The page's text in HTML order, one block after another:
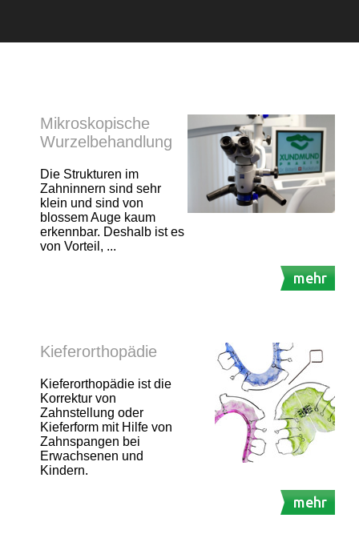
Mikroskopische
Wurzelbehandlung
Die Strukturen im
Zahninnern sind sehr
klein und sind von
blossem Auge kaum
erkennbar. Deshalb ist es
von Vorteil, ...
mehr
Kieferorthopädie
Kieferorthopädie ist die
Korrektur von
Zahnstellung oder
Kieferform mit Hilfe von
Zahnspangen bei
Erwachsenen und
Kindern.
mehr